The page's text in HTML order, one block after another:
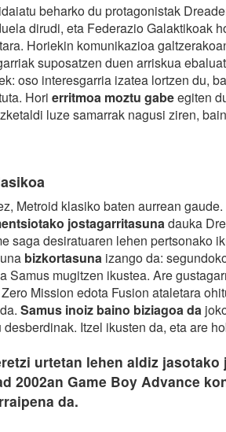
beharko du protagonistak
dirudi, eta Federazio Galaktikoak
Horiekin komunikazioa
suposatzen duen arriskua
oso interesgarria izatea lortzen du,
Hori erritmoa moztu gabeegiten
luze samarrak nagusi ziren,
Metroid klasiko baten aurrean
jostagarritasunadauka
saga desiratuaren lehen pertsonako
bizkortasuna izango da:
Samus mugitzen ikustea. Are
Mission edota Fusion ataletara
Samus inoiz baino biziagoa da
Itzel ikusten da, eta are
urtetan lehen aldiz
2002an Game Boy Advance
da.